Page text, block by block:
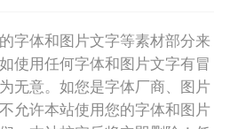
字体和图片文字等素材部分来
使用任何字体和图片文字有冒
无意。如您是字体厂商、图片
允许本站使用您的字体和图片